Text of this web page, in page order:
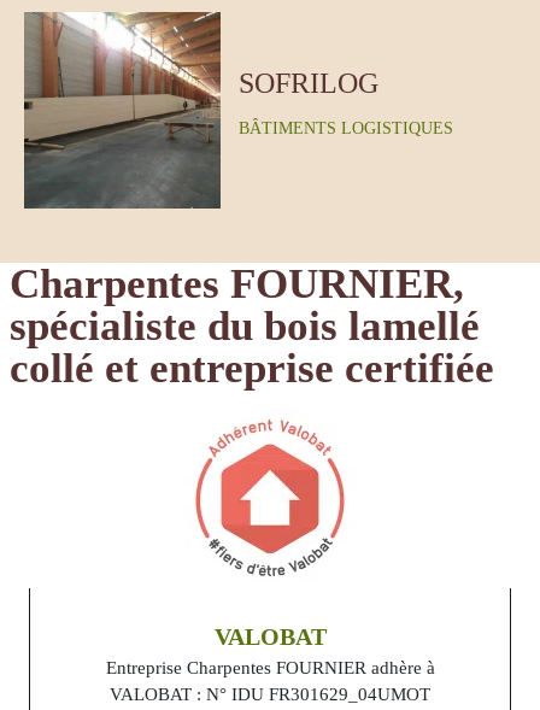
SOFRILOG
BÂTIMENTS LOGISTIQUES
Charpentes FOURNIER,
spécialiste du bois lamellé
collé et entreprise certifiée
VALOBAT
Entreprise Charpentes FOURNIER adhère à
VALOBAT : N° IDU FR301629_04UMOT